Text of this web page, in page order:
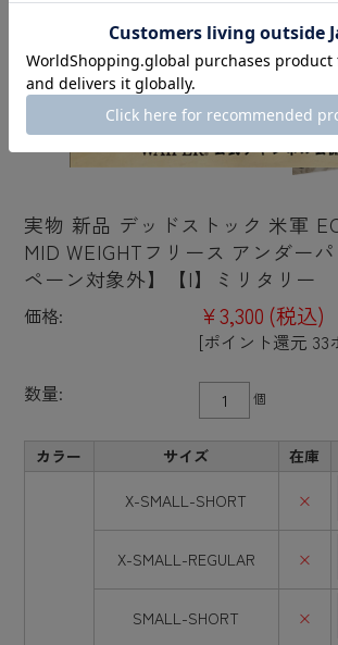
実物 新品 デッドストック 米軍
MID WEIGHTフリース アンダー
ペーン対象外】【I】ミリタリー
価格: ¥3,300 (税込)
[ポイント還元 33
数量:
個
カラー サイズ 在庫
X-SMALL-SHORT ×
X-SMALL-REGULAR ×
SMALL-SHORT ×